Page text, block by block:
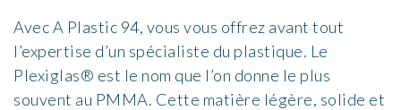
AvecA Plastic 94, vous vous offrez avant tout
l’expertise d’un spécialiste du plastique. Le
Plexiglas® est le nom que l’on donne le plus
souvent au PMMA. Cette matière légère, solide et